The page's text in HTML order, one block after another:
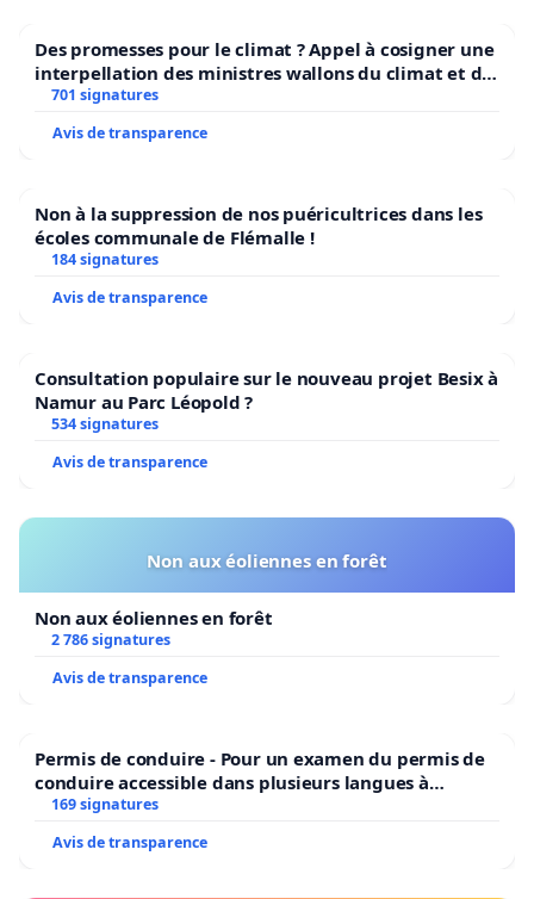
Des promesses pour le climat ? Appel à cosigner une
interpellation des ministres wallons du climat et de
l’environnement.
701 signatures
Avis de transparence
Non à la suppression de nos puéricultrices dans les
écoles communale de Flémalle !
184 signatures
Avis de transparence
Consultation populaire sur le nouveau projet Besix à
Namur au Parc Léopold ?
534 signatures
Avis de transparence
Non aux éoliennes en forêt
Non aux éoliennes en forêt
2 786 signatures
Avis de transparence
Permis de conduire - Pour un examen du permis de
conduire accessible dans plusieurs langues à
Bruxelles
169 signatures
Avis de transparence